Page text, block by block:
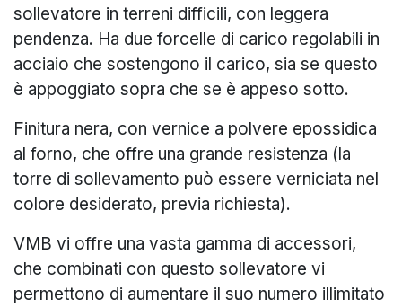
sollevatore in terreni difficili, con leggera
pendenza. Ha due forcelle di carico regolabili in
acciaio che sostengono il carico, sia se questo
è appoggiato sopra che se è appeso sotto.
Finitura nera, con vernice a polvere epossidica
al forno, che offre una grande resistenza (la
torre di sollevamento può essere verniciata nel
colore desiderato, previa richiesta).
VMB vi offre una vasta gamma di accessori,
che combinati con questo sollevatore vi
permettono di aumentare il suo numero illimitato